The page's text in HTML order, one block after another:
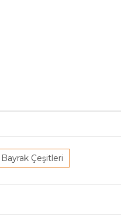
Bayrak Çeşitleri